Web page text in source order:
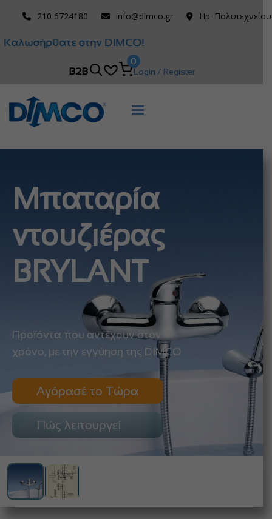
210 6724180 info@dimco.gr Ηρ.
Καλωσήρθατε στην DIMCO!
B2B
0
Login / Register
Μπαταρία
ντουζιέρας
BRYLANT
Προϊόντα που αντέχουν στον
χρόνο, με την εγγύηση της DIMCO
Αγόρασέ το Τώρα
Πώς λειτουργεί